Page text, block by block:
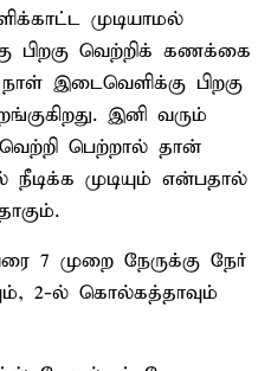
முடியாமல்
பிறகு வெற்றிக் கணக்கை
இடைவெளிக்கு பிறகு
இனி வரும்
பெற்றால் தான்
நீடிக்க முடியும் என்பதால்
7 முறை நேருக்கு நேர்
2-ல் கொல்கத்தாவும்